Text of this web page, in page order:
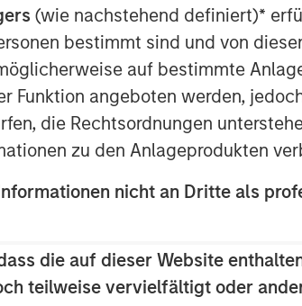
(wie nachstehend definiert)*
bestimmt sind und von
auf bestimmte
angeboten werden,
die Rechtsordnungen
zu den Anlageprodukten
nicht an Dritte als
die auf dieser Website
teilweise vervielfältigt oder
specialty pet care
quality health
With roots
in pet nutrition.
nutritionally
other companion
to sustainable
team at
their